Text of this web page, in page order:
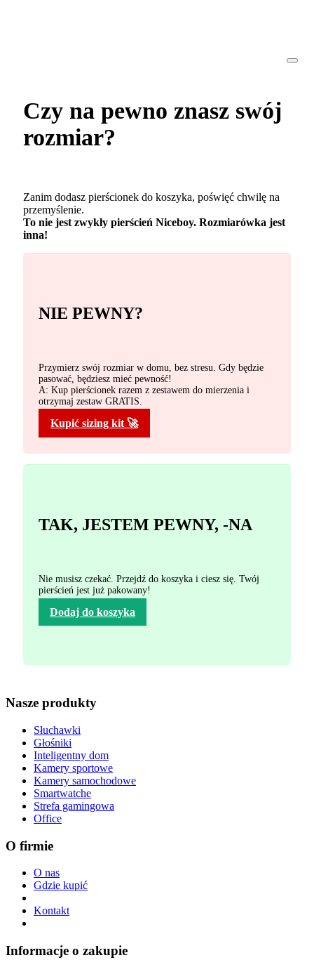
Czy na pewno znasz swój
rozmiar?
Zanim dodasz pierścionek do koszyka, poświęć chwilę na
przemyślenie.
To nie jest zwykły pierścień Niceboy. Rozmiarówka jest
inna!
NIE PEWNY?
Przymierz swój rozmiar w domu, bez stresu. Gdy będzie
pasować, będziesz mieć pewność!
A: Kup pierścionek razem z zestawem do mierzenia i
otrzymaj zestaw GRATIS.
Kupić sizing kit 🚀
TAK, JESTEM PEWNY, -NA
Nie musisz czekać. Przejdź do koszyka i ciesz się. Twój
pierścień jest już pakowany!
Dodaj do koszyka
Nasze produkty
Słuchawki
Głośniki
Inteligentny dom
Kamery sportowe
Kamery samochodowe
Smartwatche
Strefa gamingowa
Office
O firmie
O nas
Gdzie kupić
Kontakt
Informacje o zakupie